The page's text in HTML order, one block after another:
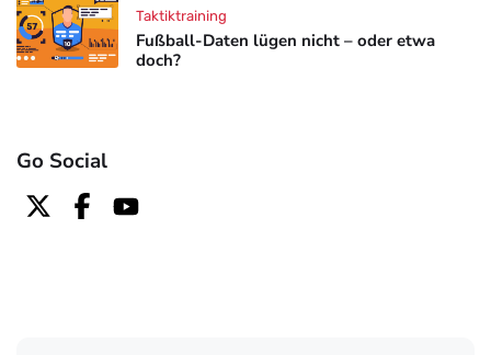
Fußball-Daten lügen nicht – oder etwa
doch?
Taktiktraining
Go Social